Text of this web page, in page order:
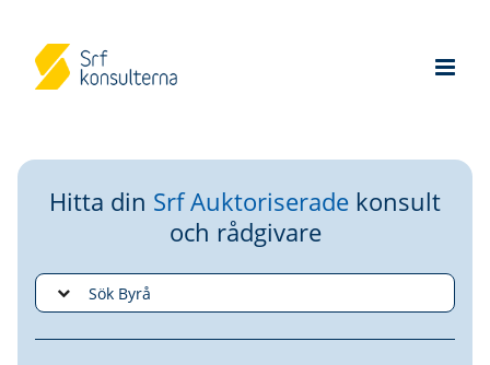
Hitta din Srf Auktoriserade konsult
och rådgivare